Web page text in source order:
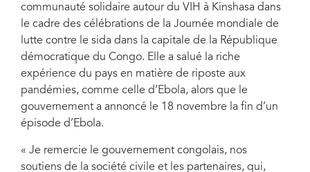
les ados qui vivent avec le VIH, de leur intégration dans le système scolaire, de
exigent l’accord des parents pour un dépistage du VIH.
communauté solidaire autour du VIH à Kinshasa dans
le cadre des célébrations de la Journée mondiale de
lutte contre le sida dans la capitale de la République
démocratique du Congo. Elle a salué la riche
expérience du pays en matière de riposte aux
pandémies, comme celle d’Ebola, alors que le
gouvernement a annoncé le 18 novembre la fin d’un
épisode d’Ebola.
« Je remercie le gouvernement congolais, nos
soutiens de la société civile et les partenaires, qui,